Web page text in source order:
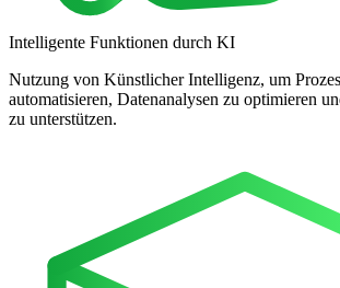
Intelligente Funktionen durch KI
Nutzung von Künstlicher Intelligenz, um
automatisieren, Datenanalysen zu optimieren
zu unterstützen.